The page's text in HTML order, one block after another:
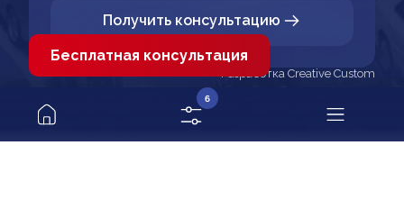
Получить консультацию
Разработка Creative Custom
6
Бесплатная консультация